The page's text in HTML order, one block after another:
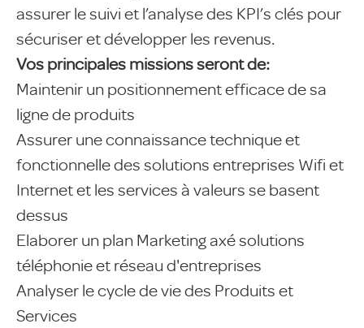
assurer le suivi et l’analyse des KPI’s clés pour
sécuriser et développer les revenus.
Vos principales missions seront de:
Maintenir un positionnement efficace de sa
ligne de produits
Assurer une connaissance technique et
fonctionnelle des solutions entreprises Wifi et
Internet et les services à valeurs se basent
dessus
Elaborer un plan Marketing axé solutions
téléphonie et réseau d'entreprises
Analyser le cycle de vie des Produits et
Services